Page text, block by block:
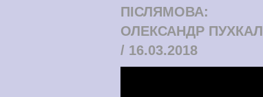
ПІСЛЯМОВА:
ОЛЕКСАНДР ПУХКАЛ
/ 16.03.2018